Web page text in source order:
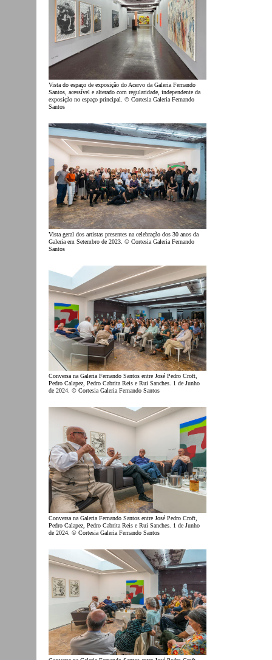
Vista do espaço de exposição do Acervo da Galeria Fernando
Santos, acessível e alterado com regularidade, independente da
exposição no espaço principal. © Cortesia Galeria Fernando
Santos
Vista geral dos artistas presentes na celebração dos 30 anos da
Galeria em Setembro de 2023. © Cortesia Galeria Fernando
Santos
Conversa na Galeria Fernando Santos entre José Pedro Croft,
Pedro Calapez, Pedro Cabrita Reis e Rui Sanches. 1 de Junho
de 2024. © Cortesia Galeria Fernando Santos
Conversa na Galeria Fernando Santos entre José Pedro Croft,
Pedro Calapez, Pedro Cabrita Reis e Rui Sanches. 1 de Junho
de 2024. © Cortesia Galeria Fernando Santos